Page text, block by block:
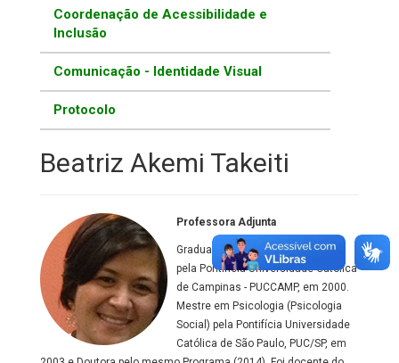
Coordenação de Acessibilidade e
Inclusão
Comunicação - Identidade Visual
Protocolo
Beatriz Akemi Takeiti
Professora Adjunta
Graduada em Terapia Ocupacional
pela Pontifícia Universidade Católica
de Campinas - PUCCAMP, em 2000.
Mestre em Psicologia (Psicologia
Social) pela Pontifícia Universidade
Católica de São Paulo, PUC/SP, em